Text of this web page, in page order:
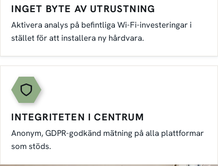
INGET BYTE AV UTRUSTNING
Aktivera analys på befintliga Wi-Fi-investeringar i
stället för att installera ny hårdvara.
INTEGRITETEN I CENTRUM
Anonym, GDPR-godkänd mätning på alla plattformar
som stöds.